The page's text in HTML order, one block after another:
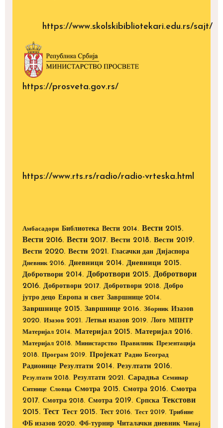
https://www.skolskibibliotekari.edu.rs/sajt/
https://prosveta.gov.rs/
https://www.rts.rs/radio/radio-vrteska.html
Амбасадори Библиотека Вести 2014. Вести 2015.
Вести 2016. Вести 2017. Вести 2018. Вести 2019.
Вести 2020. Вести 2021. Гласачки дан Дијаспора
Дневник 2016. Дневници 2014. Дневници 2015.
Добротвори 2014. Добротвори 2015. Добротвори
2016. Добротвори 2017. Добротвори 2018. Добро
јутро децо Европа и свет Завршнице 2014.
Завршнице 2015. Завршнице 2016. Зборник Изазов
2020. Изазов 2021. Летњи изазов 2019. Лого МПНТР
Материјал 2014. Материјал 2015. Материјал 2016.
Материјал 2018. Министарство Правилник Презентација
2018. Програм 2019. Пројекат Радио Београд
Радионице Резултати 2014. Резултати 2016.
Резултати 2018. Резултати 2021. Сарадња Семинар
Ситнице Словца Смотра 2015. Смотра 2016. Смотра
2017. Смотра 2018. Смотра 2019. Српска Текстови
2015. Тест Тест 2015. Тест 2016. Тест 2019. Трибине
ФБ изазов 2020. Фб-турнир Читалачки дневник Читај